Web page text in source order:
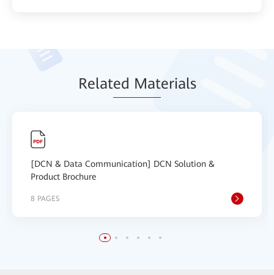
Related Materials
[DCN & Data Communication] DCN Solution &
Product Brochure
8 PAGES